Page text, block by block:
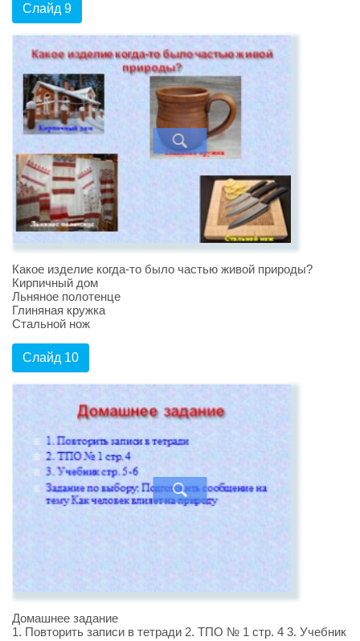
Слайд 9
Какое изделие когда-то было частью живой природы?
Кирпичный дом
Льняное полотенце
Глиняная кружка
Стальной нож
Слайд 10
Домашнее задание
1. Повторить записи в тетради 2. ТПО № 1 стр. 4 3. Учебник